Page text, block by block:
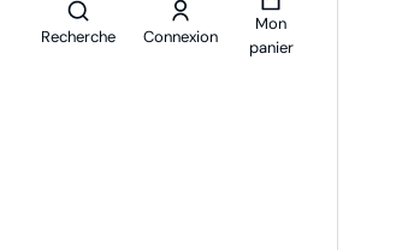
Recherche Connexion
Mon
panier